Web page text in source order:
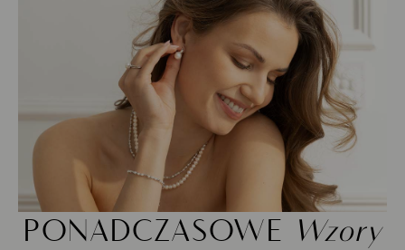
PONADCZASOWE Wzory